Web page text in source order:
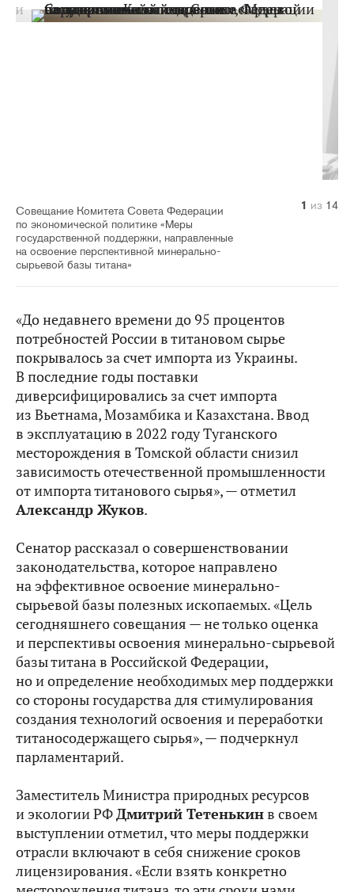
Совещание Комитета Совета Федерации
по экономической политике «Меры
государственной поддержки, направленные
на освоение перспективной минерально-
сырьевой базы титана»
1 из 14
2 из 14
3 из 14
4 из 14
5 из 14
6 из 14
7 из 14
8 из 14
9 из 14
10 из 14
11 из 14
12 из 14
13 из 14
14 из 14
«До недавнего времени до 95 процентов
потребностей России в титановом сырье
покрывалось за счет импорта из Украины.
В последние годы поставки
диверсифицировались за счет импорта
из Вьетнама, Мозамбика и Казахстана. Ввод
в эксплуатацию в 2022 году Туганского
месторождения в Томской области снизил
зависимость отечественной промышленности
от импорта титанового сырья», — отметил
Александр Жуков.
Сенатор рассказал о совершенствовании
законодательства, которое направлено
на эффективное освоение минерально-
сырьевой базы полезных ископаемых. «Цель
сегодняшнего совещания — не только оценка
и перспективы освоения минерально-сырьевой
базы титана в Российской Федерации,
но и определение необходимых мер поддержки
со стороны государства для стимулирования
создания технологий освоения и переработки
титаносодержащего сырья», — подчеркнул
парламентарий.
Заместитель Министра природных ресурсов
и экологии РФДмитрий Тетенькинв своем
выступлении отметил, что меры поддержки
отрасли включают в себя снижение сроков
лицензирования. «Если взять конкретно